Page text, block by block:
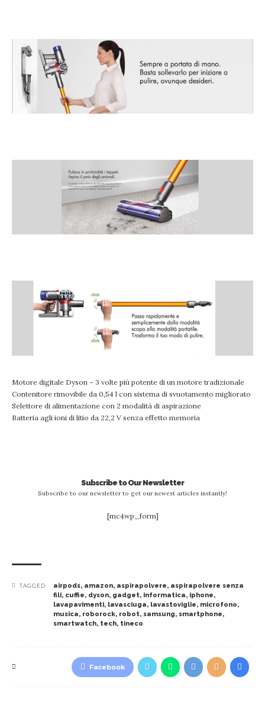
Motore digitale Dyson – 3 volte più potente di un motore tradizionale
Contenitore rimovibile da 0,54 l con sistema di svuotamento migliorato
Selettore di alimentazione con 2 modalità di aspirazione
Batteria agli ioni di litio da 22,2 V senza effetto memoria
Subscribe to Our Newsletter
Subscribe to our newsletter to get our newest articles instantly!
[mc4wp_form]
TAGGED: airpods, amazon, aspirapolvere, aspirapolvere senza
fili, cuffie, dyson, gadget, informatica, iphone,
lavapavimenti, lavasciuga, lavastoviglie, microfono,
musica, roborock, robot, samsung, smartphone,
smartwatch, tech, tineco
Facebook